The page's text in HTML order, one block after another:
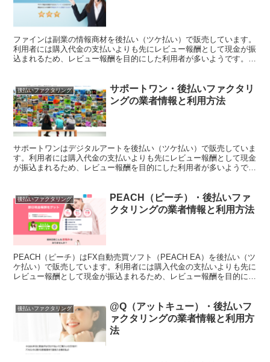
ファインは副業の情報商材を後払い（ツケ払い）で販売しています。
利用者には購入代金の支払いよりも先にレビュー報酬として現金が振
込まれるため、レビュー報酬を目的にした利用者が多いようです。こ
後払いファクタリング
サポートワン・後払いファクタリ
ングの業者情報と利用方法
サポートワンはデジタルアートを後払い（ツケ払い）で販売していま
す。利用者には購入代金の支払いよりも先にレビュー報酬として現金
が振込まれるため、レビュー報酬を目的にした利用者が多いようで
後払いファクタリング
PEACH（ピーチ）・後払いファ
クタリングの業者情報と利用方法
PEACH（ピーチ）はFX自動売買ソフト（PEACH EA）を後払い（ツ
ケ払い）で販売しています。利用者には購入代金の支払いよりも先に
レビュー報酬として現金が振込まれるため、レビュー報酬を目的にし
後払いファクタリング
@Q（アットキュー）・後払いフ
ァクタリングの業者情報と利用方
法